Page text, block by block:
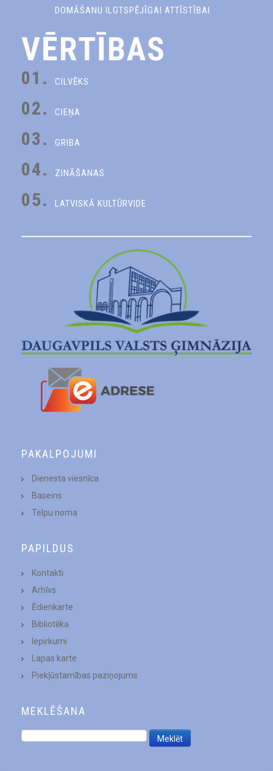
DOMĀŠANU ILGTSPĒJĪGAI ATTĪSTĪBAI
VĒRTĪBAS
01. CILVĒKS
02. CIEŅA
03. GRIBA
04. ZINĀŠANAS
05. LATVISKĀ KULTŪRVIDE
PAKALPOJUMI
Dienesta viesnīca
Baseins
Telpu noma
PAPILDUS
Kontakti
Arhīvs
Ēdienkarte
Bibliotēka
Iepirkumi
Lapas karte
Piekļūstamības paziņojums
MEKLĒŠANA